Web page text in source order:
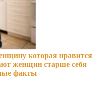
которая нравится
женщин старше себя
факты